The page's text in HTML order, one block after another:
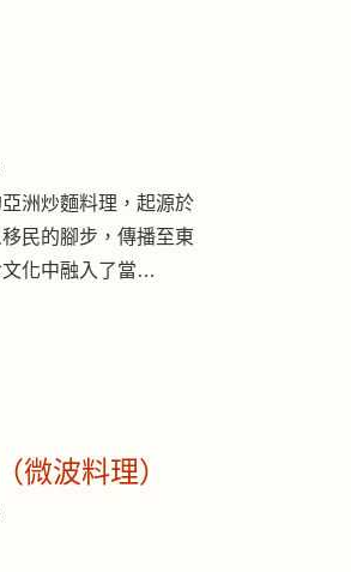
洲炒麵料理，起源於
民的腳步，傳播至東
化中融入了當…
微波料理）